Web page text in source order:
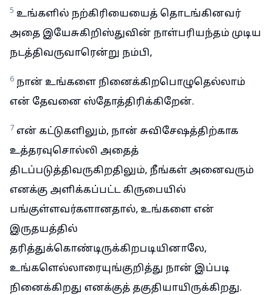
5 உங்களில் நற்கிரியையைத் தொடங்கினவர்
அதை இயேசுகிறிஸ்துவின் நாள்பரியந்தம் முடிய
நடத்திவருவாரென்று நம்பி,
6 நான் உங்களை நினைக்கிறபொழுதெல்லாம்
என் தேவனை ஸ்தோத்திரிக்கிறேன்.
7 என் கட்டுகளிலும், நான் சுவிசேஷத்திற்காக
உத்தரவுசொல்லி அதைத்
திடப்படுத்திவருகிறதிலும், நீங்கள் அனைவரும்
எனக்கு அளிக்கப்பட்ட கிருபையில்
பங்குள்ளவர்களானதால், உங்களை என்
இருதயத்தில்
தரித்துக்கொண்டிருக்கிறபடியினாலே,
உங்களெல்லாரையுங்குறித்து நான் இப்படி
நினைக்கிறது எனக்குத் தகுதியாயிருக்கிறது.